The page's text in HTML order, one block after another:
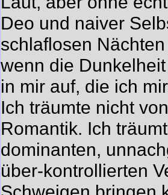
Deo und naiver
schlaflosen
wenn die
in mir auf, die ich
Ich träumte nicht
Romantik. Ich
dominanten,
über-kontrollierten